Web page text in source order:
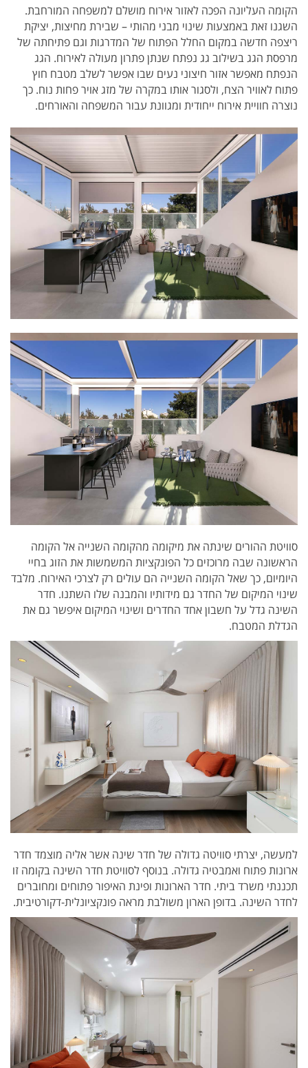
הקומה העליונה הפכה לאזור אירוח מושלם למשפחה המורחבת.
השגנו זאת באמצעות שינוי מבני מהותי – שבירת מחיצות, יציקת
ריצפה חדשה במקום החלל הפתוח של המדרגות וגם פתיחתה של
מרפסת הגג בשילוב גג נפתח שנתן פתרון מעולה לאירוח. הגג
הנפתח מאפשר אזור חיצוני נעים שבו אפשר לשלב מטבח חוץ
פתוח לאוויר הצח, ולסגור אותו במקרה של מזג אויר פחות נוח. כך
נוצרה חוויית אירוח ייחודית ומגוונת עבור המשפחה והאורחים.
סוויטת ההורים שינתה את מיקומה מהקומה השנייה אל הקומה
הראשונה שבה מרוכזים כל הפונקציות המשמשות את הזוג בחיי
היומיום, כך שאל הקומה השנייה הם עולים רק לצרכי האירוח. מלבד
שינוי המיקום של החדר גם מידותיו והמבנה שלו השתנו. חדר
השינה גדל על חשבון אחד החדרים ושינוי המיקום איפשר גם את
הגדלת המטבח.
למעשה, יצרתי סוויטה גדולה של חדר שינה אשר אליה מוצמד חדר
ארונות פתוח ואמבטיה גדולה. בנוסף לסוויטת חדר השינה בקומה זו
תכננתי משרד ביתי. חדר הארונות ופינת האיפור פתוחים ומחוברים
לחדר השינה. בדופן הארון משולבת מראה פונקציונלית-דקורטיבית.